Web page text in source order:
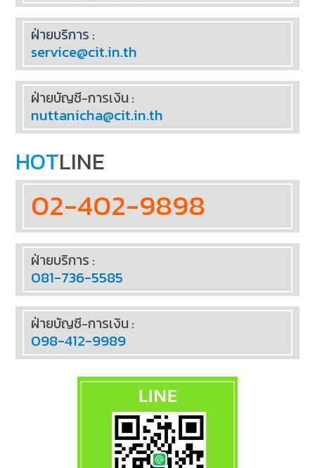
ฝ่ายบริการ :
service@cit.in.th
ฝ่ายบัญชี-การเงิน :
nuttanicha@cit.in.th
HOTLINE
02-402-9898
ฝ่ายบริการ :
081-736-5585
ฝ่ายบัญชี-การเงิน :
098-412-9989